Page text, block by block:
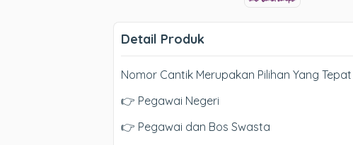
Detail Produk
Nomor Cantik Merupakan Pilihan Yang
👉 Pegawai Negeri
👉 Pegawai dan Bos Swasta